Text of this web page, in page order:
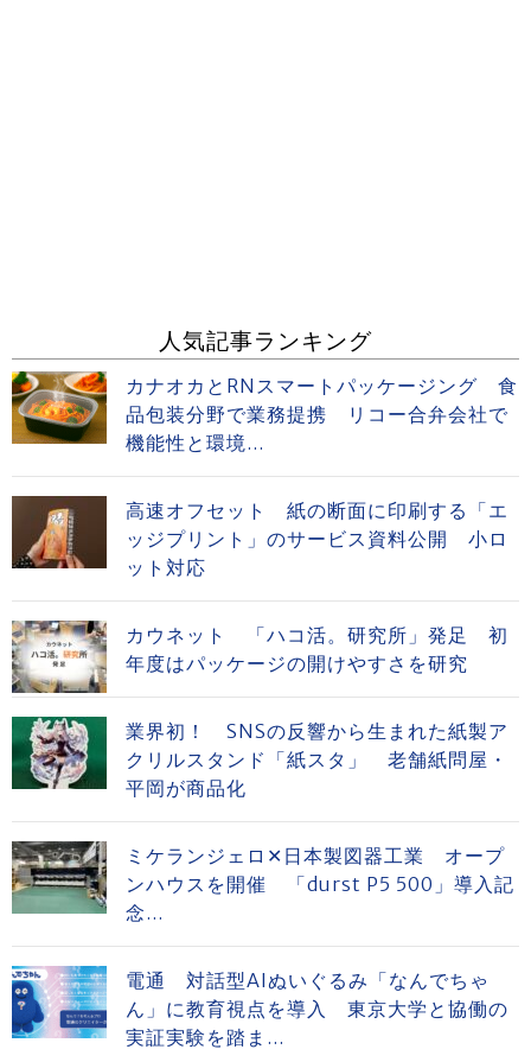
人気記事ランキング
カナオカとRNスマートパッケージング 食
品包装分野で業務提携 リコー合弁会社で
機能性と環境...
高速オフセット 紙の断面に印刷する「エ
ッジプリント」のサービス資料公開 小ロ
ット対応
カウネット 「ハコ活。研究所」発足 初
年度はパッケージの開けやすさを研究
業界初！ SNSの反響から生まれた紙製ア
クリルスタンド「紙スタ」 老舗紙問屋・
平岡が商品化
ミケランジェロ✕日本製図器工業 オープ
ンハウスを開催 「durst P5 500」導入記
念...
電通 対話型AIぬいぐるみ「なんでちゃ
ん」に教育視点を導入 東京大学と協働の
実証実験を踏ま...